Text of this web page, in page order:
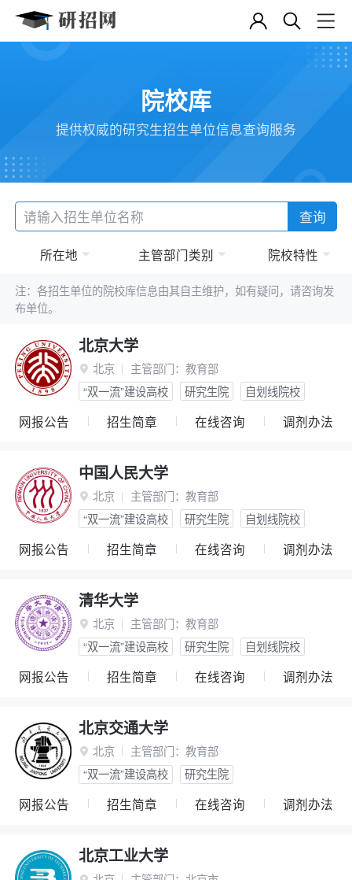
院校库
提供权威的研究生招生单位信息查询服务
查询
所在地 主管部门类别 院校特性
注：各招生单位的院校库信息由其自主维护，如有疑问，请咨询发
布单位。
北京大学
 北京 主管部门： 教育部
“双一流”建设高校
研究生院 自划线院校
网报公告 招生简章 在线咨询 调剂办法
中国人民大学
 北京 主管部门： 教育部
“双一流”建设高校
研究生院 自划线院校
网报公告 招生简章 在线咨询 调剂办法
清华大学
 北京 主管部门： 教育部
“双一流”建设高校
研究生院 自划线院校
网报公告 招生简章 在线咨询 调剂办法
北京交通大学
 北京 主管部门： 教育部
“双一流”建设高校
研究生院
网报公告 招生简章 在线咨询 调剂办法
北京工业大学